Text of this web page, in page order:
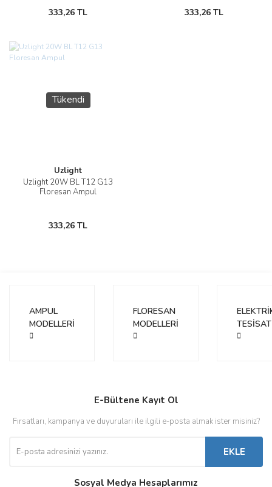
333,26 TL 333,26 TL
Tükendi
Uzlight
Uzlight 20W BL T12 G13
Floresan Ampul
333,26 TL
AMPUL
MODELLERİ
FLORESAN
MODELLERİ
TESİSAT
E-Bültene Kayıt Ol
Fırsatları, kampanya ve duyuruları ile ilgili e-posta almak ister misiniz?
EKLE
Sosyal Medya Hesaplarımız